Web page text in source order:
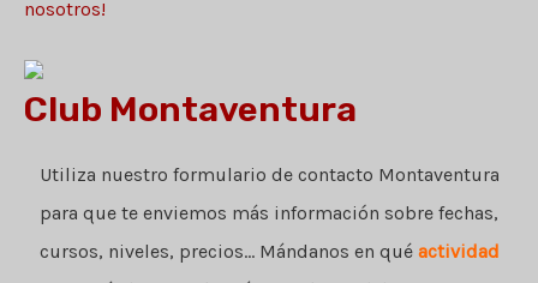
nosotros!
Club Montaventura
Utiliza nuestro formulario de contacto Montaventura
para que te enviemos más información sobre fechas,
cursos, niveles, precios... Mándanos en qué actividad